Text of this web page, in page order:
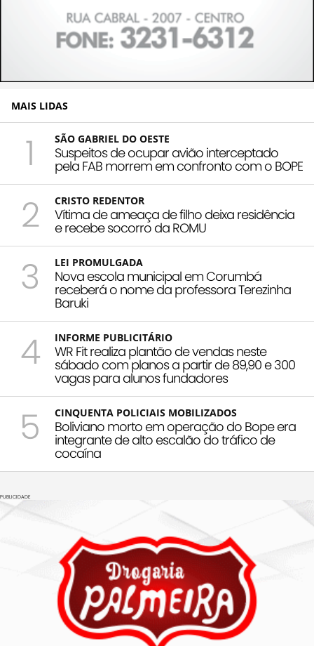
MAIS LIDAS
1 SÃO GABRIEL DO OESTE
Suspeitos de ocupar avião interceptado
pela FAB morrem em confronto com o BOPE
2 CRISTO REDENTOR
Vítima de ameaça de filho deixa residência
e recebe socorro da ROMU
3 LEI PROMULGADA
Nova escola municipal em Corumbá
receberá o nome da professora Terezinha
Baruki
4 INFORME PUBLICITÁRIO
WR Fit realiza plantão de vendas neste
sábado com planos a partir de 89,90 e 300
vagas para alunos fundadores
5 CINQUENTA POLICIAIS MOBILIZADOS
Boliviano morto em operação do Bope era
integrante de alto escalão do tráfico de
cocaína
PUBLICIDADE